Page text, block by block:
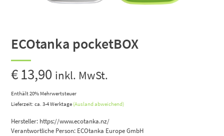
ECOtanka pocketBOX
€13,90 inkl. MwSt.
Enthält 20% Mehrwertsteuer
Lieferzeit: ca. 3-4 Werktage (Ausland abweichend)
Hersteller: https://www.ecotanka.nz/
Verantwortliche Person: ECOtanka Europe GmbH